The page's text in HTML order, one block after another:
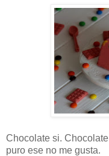
Chocolate si.
puro ese no me gusta.